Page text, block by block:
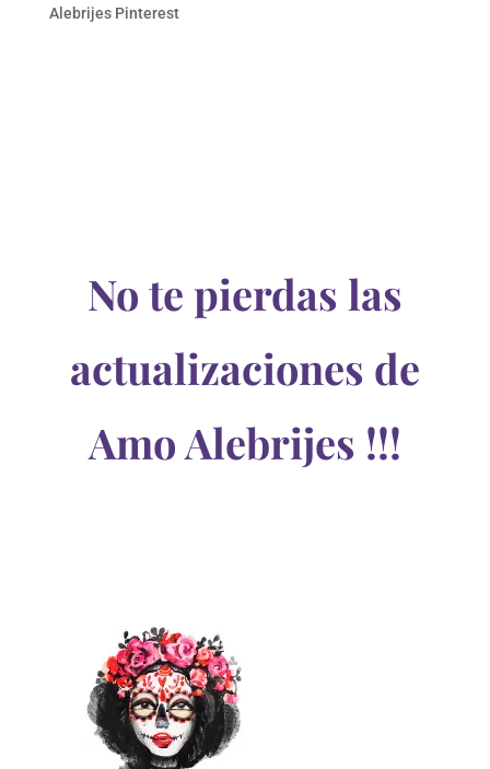
Alebrijes Pinterest
No te pierdas las
actualizaciones de
Amo Alebrijes !!!